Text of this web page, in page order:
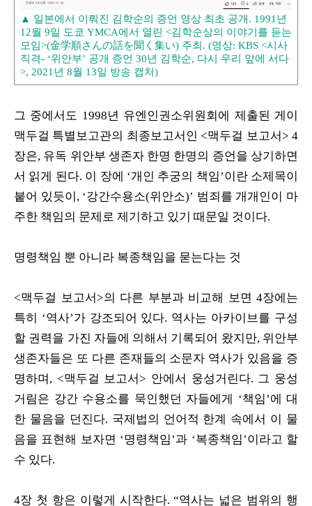
▲ 일본에서 이뤄진 김학순의 증언 영상 최초 공개. 1991년
12월 9일 도쿄 YMCA에서 열린 <김학순상의 이야기를 듣는
모임>(金学順さんの話を聞く集い) 주최. (영상: KBS <시사
직격- ‘위안부’ 공개 증언 30년 김학순, 다시 우리 앞에 서다
>, 2021년 8월 13일 방송 캡처)
그 중에서도 1998년 유엔인권소위원회에 제출된 게이
맥두걸 특별보고관의 최종보고서인 <맥두걸 보고서> 4
장은, 유독 위안부 생존자 한명 한명의 증언을 상기하면
서 읽게 된다. 이 장에 ‘개인 추궁의 책임’이란 소제목이
붙어 있듯이, ‘강간수용소(위안소)’ 범죄를 개개인이 마
주한 책임의 문제로 제기하고 있기 때문일 것이다.
명령책임 뿐 아니라 복종책임을 묻는다는 것
<맥두걸 보고서>의 다른 부분과 비교해 보면 4장에는
특히 ‘역사’가 강조되어 있다. 역사는 아카이브를 구성
할 권력을 가진 자들에 의해서 기록되어 왔지만, 위안부
생존자들은 또 다른 존재들의 소문자 역사가 있음을 증
명하며, <맥두걸 보고서> 안에서 웅성거린다. 그 웅성
거림은 강간 수용소를 묵인했던 자들에게 ‘책임’에 대
한 물음을 던진다. 국제법의 언어적 한계 속에서 이 물
음을 표현해 보자면 ‘명령책임’과 ‘복종책임’이라고 할
수 있다.
4장 첫 항은 이렇게 시작한다. “역사는 넓은 범위의 행